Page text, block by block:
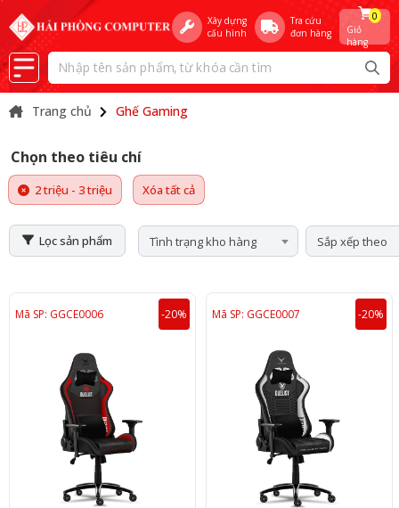
Xây dựng
cấu hình
Tra cứu
đơn hàng
Giỏ
hàng
0
Trang chủ Ghế Gaming
Chọn theo tiêu chí
2 triệu - 3 triệu Xóa tất cả
Lọc sản phẩm Tình trạng kho hàng Sắp xếp theo
Mã SP: GGCE0006 -20% Mã SP: GGCE0007 -20%